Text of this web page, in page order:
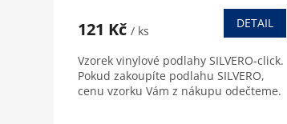
121 Kč / ks
DETAIL
Vzorek vinylové podlahy SILVERO-click.
Pokud zakoupíte podlahu SILVERO,
cenu vzorku Vám z nákupu odečteme.